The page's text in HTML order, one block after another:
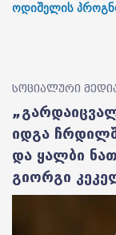
ოდიშელის
სოციალური
იდგა
და ყალბი
გიორგი